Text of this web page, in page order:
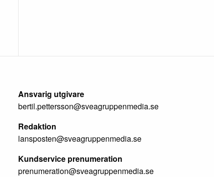
Ansvarig utgivare
bertil.pettersson@sveagruppenmedia.se
Redaktion
lansposten@sveagruppenmedia.se
Kundservice prenumeration
prenumeration@sveagruppenmedia.se